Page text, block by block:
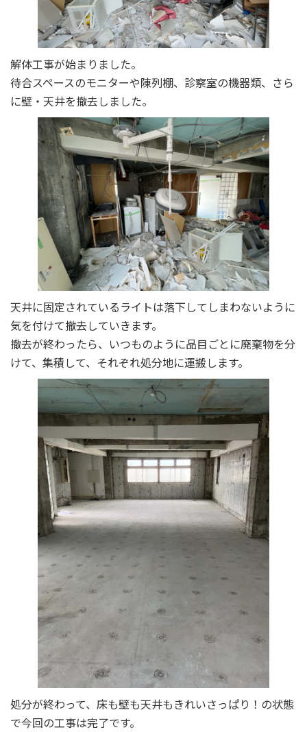
解体工事が始まりました。
待合スペースのモニターや陳列棚、診察室の機器類、さら
に壁・天井を撤去しました。
天井に固定されているライトは落下してしまわないように
気を付けて撤去していきます。
撤去が終わったら、いつものように品目ごとに廃棄物を分
けて、集積して、それぞれ処分地に運搬します。
処分が終わって、床も壁も天井もきれいさっぱり！の状態
で今回の工事は完了です。